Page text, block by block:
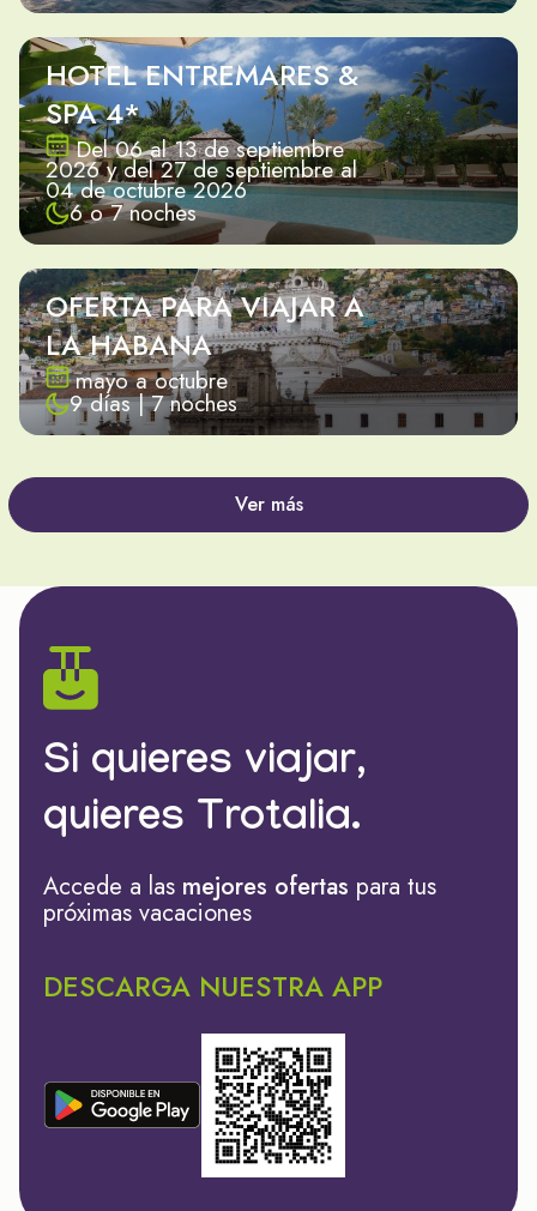
HOTEL ENTREMARES &
SPA 4*
Del 06 al 13 de septiembre
2026 y del 27 de septiembre al
04 de octubre 2026
6 o 7 noches
OFERTA PARA VIAJAR A
LA HABANA
mayo a octubre
9 días | 7 noches
Ver más
Si quieres viajar,
quieres Trotalia.
Accede a las mejores ofertas para tus
próximas vacaciones
DESCARGA NUESTRA APP